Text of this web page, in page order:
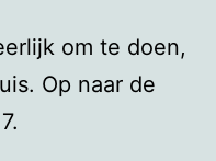
om te doen,
Op naar de